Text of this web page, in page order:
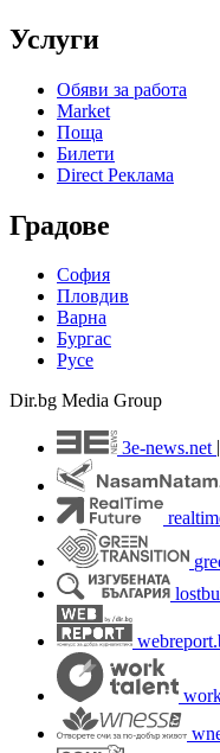
Услуги
Обяви за работа
Market
Поща
Билети
Direct Реклама
Градове
София
Пловдив
Варна
Бургас
Русе
Dir.bg Media Group
3e-news.net